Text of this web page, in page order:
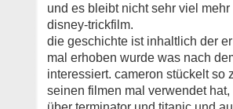
und es bleibt nicht sehr viel
disney-trickfilm.
die geschichte ist inhaltlich der
mal erhoben wurde was nach
interessiert. cameron stückelt
seinen filmen mal verwendet